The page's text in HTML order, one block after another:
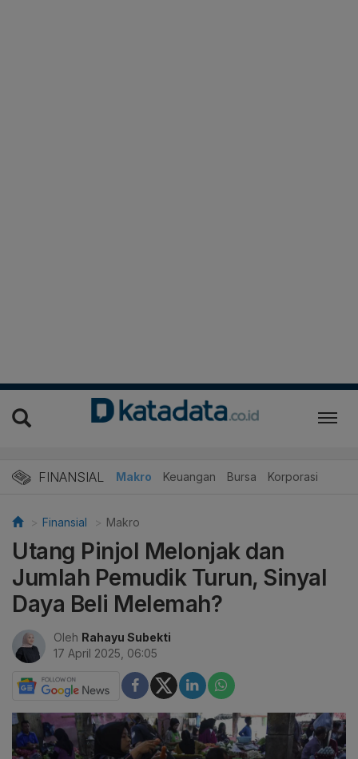
FINANSIAL Makro Keuangan Bursa Korporasi
Finansial Makro
Utang Pinjol Melonjak dan
Jumlah Pemudik Turun, Sinyal
Daya Beli Melemah?
Oleh Rahayu Subekti
17 April 2025, 06:05